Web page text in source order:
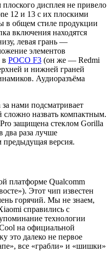
дисплея не привело
12 и 13 с их плоскими
в общем стиле продукции
включения находятся
левая грань —
элементов
в POCO F3 (он же — Redmi
и нижней граней
Аудиоразъёма
нами подсматривает
сложно назвать компактным.
защищена стеклом Gorilla
два раза лучше
предыдущая версия.
платформе Qualcomm
Этот чип известен
горячий. Мы не знаем,
справились с
технологии
на официальной
это далеко не первое
все «грабли» и «шишки»